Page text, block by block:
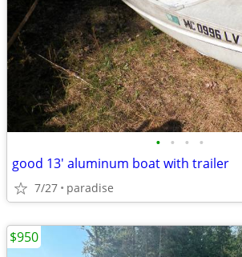
• • • •
good 13' aluminum boat with trailer
7/27 paradise
$950